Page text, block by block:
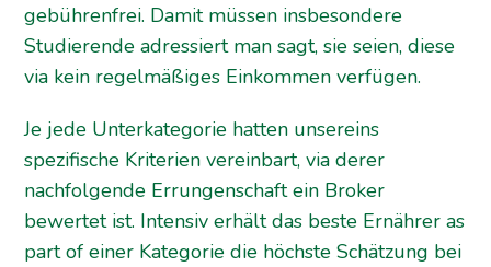
gebührenfrei. Damit müssen insbesondere
Studierende adressiert man sagt, sie seien, diese
via kein regelmäßiges Einkommen verfügen.
Je jede Unterkategorie hatten unsereins
spezifische Kriterien vereinbart, via derer
nachfolgende Errungenschaft ein Broker
bewertet ist. Intensiv erhält das beste Ernährer as
part of einer Kategorie die höchste Schätzung bei